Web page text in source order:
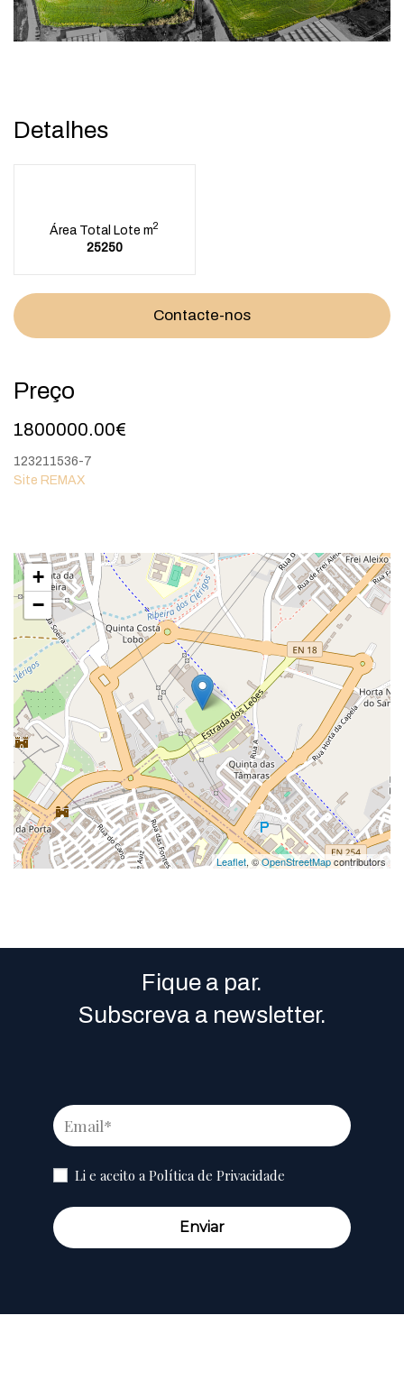
Detalhes
Área Total Lote m2
25250
Contacte-nos
Preço
1800000.00€
123211536-7
Site REMAX
+
−
Leaflet, ©OpenStreetMapcontributors
Fique a par.
Subscreva a newsletter.
Li e aceito aPolítica de Privacidade
Enviar